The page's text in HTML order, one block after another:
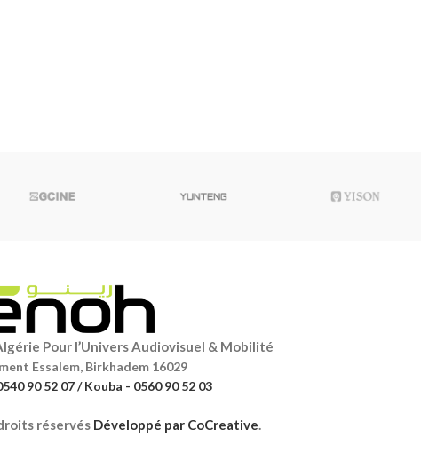
Pour l’Univers Audiovisuel & Mobilité
Essalem, Birkhadem 16029
90 52 07 / Kouba - 0560 90 52 03
réservés Développé par CoCreative.